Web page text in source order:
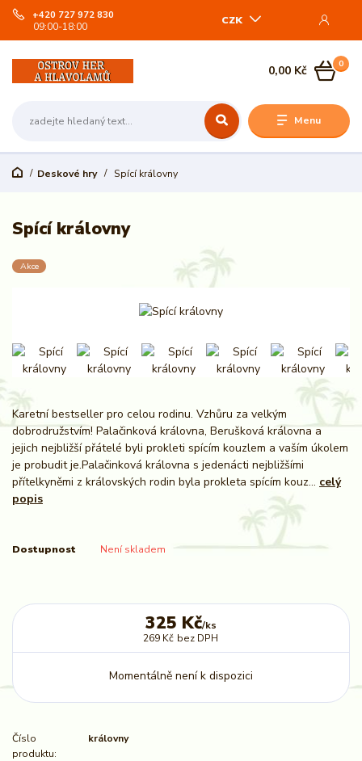
Menu
CZK
+420 727 972 830
09:00-18:00
0
0,00 Kč
Deskové hry Spící královny
Spící královny
Akce
Karetní bestseller pro celou rodinu. Vzhůru za velkým
dobrodružstvím! Palačinková královna, Berušková královna a
jejich nejbližší přátelé byli prokleti spícím kouzlem a vaším úkolem
je probudit je.Palačinková královna s jedenácti nejbližšími
přítelkyněmi z královských rodin byla prokleta spícím kouz... celý
popis
Dostupnost Není skladem
325 Kč/ks
269 Kč bez DPH
Momentálně není k dispozici
Číslo
produktu:
královny